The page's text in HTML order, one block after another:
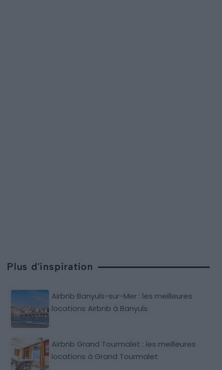
Plus d'inspiration
Airbnb Banyuls-sur-Mer : les meilleures
locations Airbnb à Banyuls
Airbnb Grand Tourmalet : les meilleures
locations à Grand Tourmalet